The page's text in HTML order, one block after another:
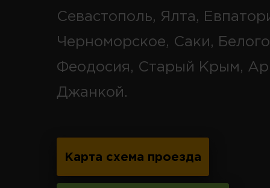
Севастополь, Ялта,
Черноморское, Саки,
Феодосия, Старый Крым,
Джанкой.
Карта схема проезда